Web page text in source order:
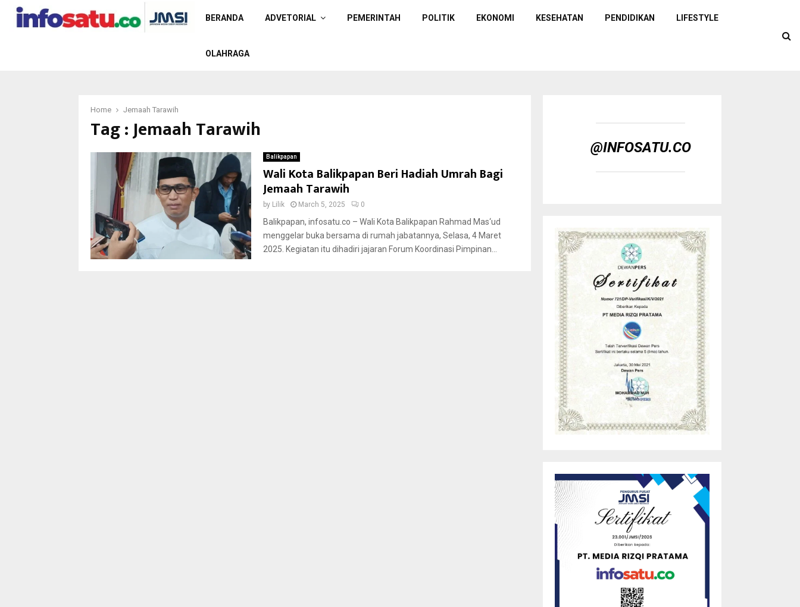
BERANDA ADVETORIAL PEMERINTAH POLITIK EKONOMI KESEHATAN PENDIDIKAN LIFESTYLE
OLAHRAGA
Home Jemaah Tarawih
Tag : Jemaah Tarawih
Balikpapan
Wali Kota Balikpapan Beri Hadiah Umrah Bagi
Jemaah Tarawih
by Lilik March 5, 2025 0
Balikpapan, infosatu.co – Wali Kota Balikpapan Rahmad Mas‘ud
menggelar buka bersama di rumah jabatannya, Selasa, 4 Maret
2025. Kegiatan itu dihadiri jajaran Forum Koordinasi Pimpinan...
@INFOSATU.CO